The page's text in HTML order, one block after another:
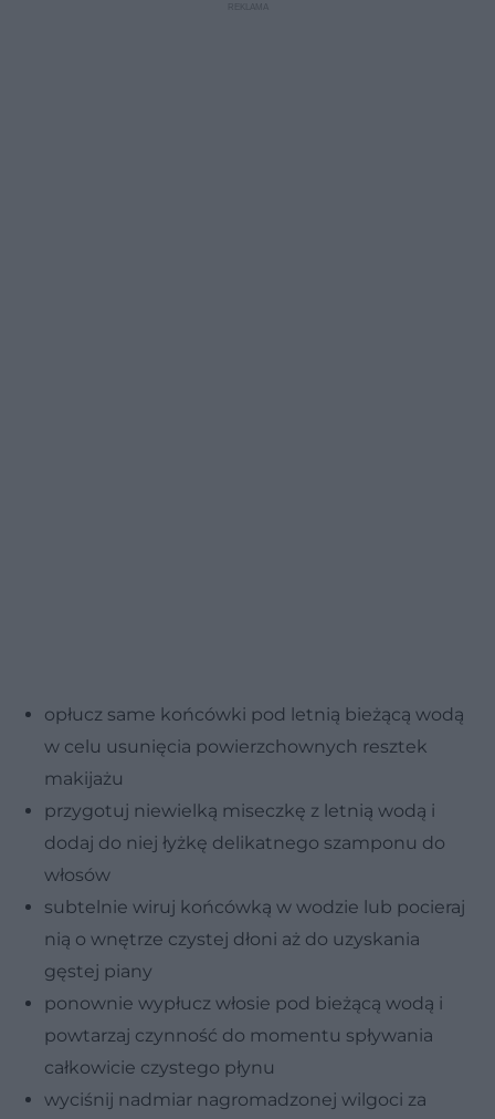
opłucz same końcówki pod letnią bieżącą wodą
w celu usunięcia powierzchownych resztek
makijażu
przygotuj niewielką miseczkę z letnią wodą i
dodaj do niej łyżkę delikatnego szamponu do
włosów
subtelnie wiruj końcówką w wodzie lub pocieraj
nią o wnętrze czystej dłoni aż do uzyskania
gęstej piany
ponownie wypłucz włosie pod bieżącą wodą i
powtarzaj czynność do momentu spływania
całkowicie czystego płynu
wyciśnij nadmiar nagromadzonej wilgoci za